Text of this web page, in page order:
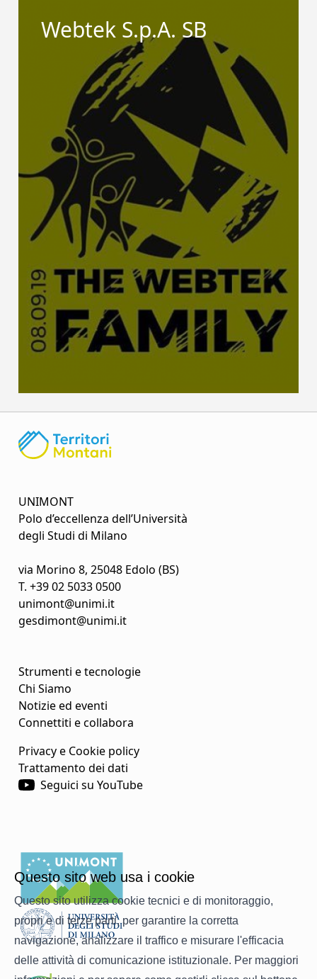
Questo sito web usa i cookie
Questo sito utilizza cookie tecnici e di monitoraggio,
propri e di terze parti, per garantire la corretta
navigazione, analizzare il traffico e misurare l'efficacia
delle attività di comunicazione istituzionale. Per maggiori
Webtek S.p.A. SB
UNIMONT
Polo d’eccellenza dell’Università
degli Studi di Milano
via Morino 8, 25048 Edolo (BS)
T. +39 02 5033 0500
unimont@unimi.it
gesdimont@unimi.it
Strumenti e tecnologie
Chi Siamo
Notizie ed eventi
Connettiti e collabora
Privacy e Cookie policy
Trattamento dei dati
Seguici su YouTube